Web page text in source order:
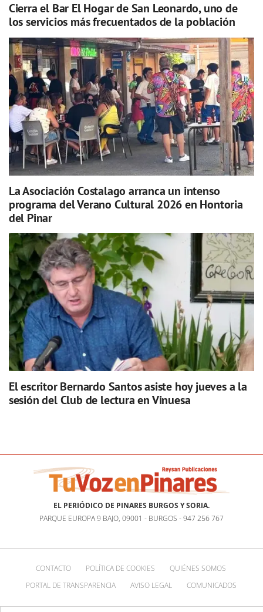
Cierra el Bar El Hogar de San Leonardo, uno de
los servicios más frecuentados de la población
La Asociación Costalago arranca un intenso
programa del Verano Cultural 2026 en Hontoria
del Pinar
El escritor Bernardo Santos asiste hoy jueves a la
sesión del Club de lectura en Vinuesa
EL PERIÓDICO DE PINARES BURGOS Y SORIA.
PARQUE EUROPA 9 BAJO, 09001 - BURGOS - 947 256 767
CONTACTO POLÍTICA DE COOKIES
QUIÉNES SOMOS
PORTAL DE TRANSPARENCIA
AVISO LEGAL COMUNICADOS